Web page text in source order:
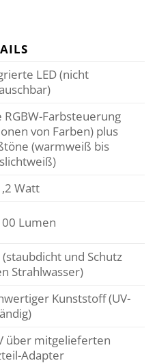
LED (nicht
RGBW-Farbsteuerung
von Farben) plus
(warmweiß bis
Watt
Lumen
(staubdicht und Schutz
Strahlwasser)
Kunststoff (UV-
über mitgelieferten
Adapter